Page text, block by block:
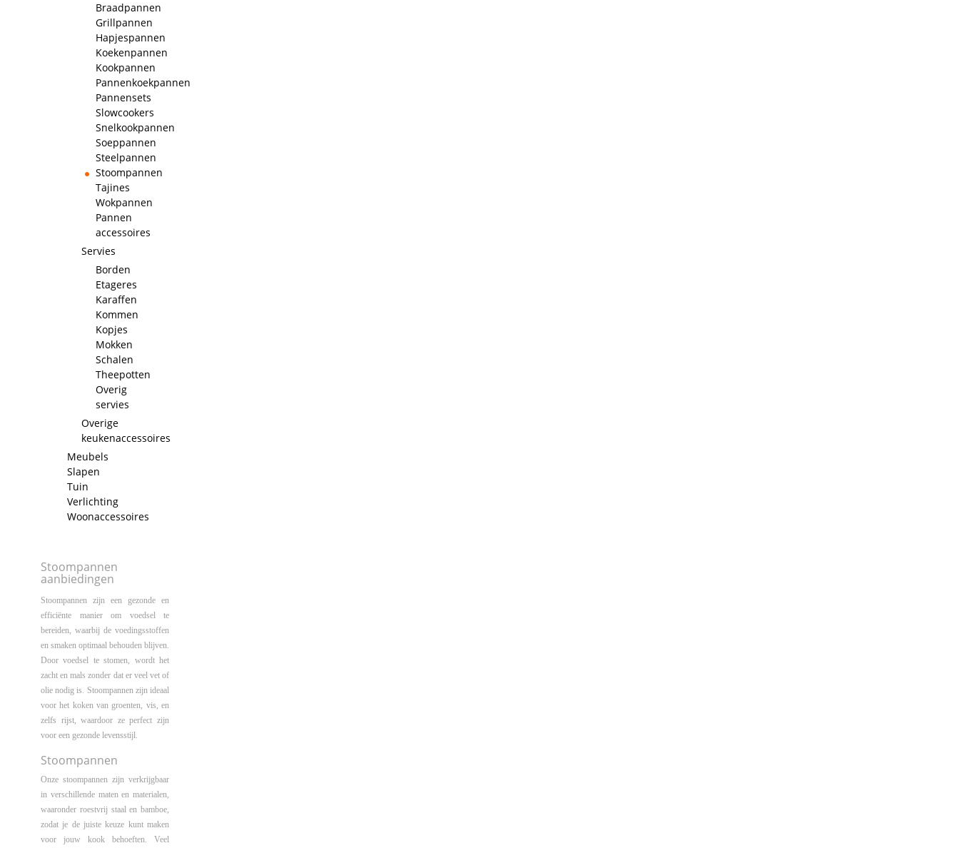
Braadpannen
Grillpannen
Hapjespannen
Koekenpannen
Kookpannen
Pannenkoekpannen
Pannensets
Slowcookers
Snelkookpannen
Soeppannen
Steelpannen
Stoompannen
Tajines
Wokpannen
Pannen
accessoires
Servies
Borden
Etageres
Karaffen
Kommen
Kopjes
Mokken
Schalen
Theepotten
Overig
servies
Overige
keukenaccessoires
Meubels
Slapen
Tuin
Verlichting
Woonaccessoires
Stoompannen
aanbiedingen
Stoompannen zijn een gezonde en
efficiënte manier om voedsel te
bereiden, waarbij de voedingsstoffen
en smaken optimaal behouden blijven.
Door voedsel te stomen, wordt het
zacht en mals zonder dat er veel vet of
olie nodig is. Stoompannen zijn ideaal
voor het koken van groenten, vis, en
zelfs rijst, waardoor ze perfect zijn
voor een gezonde levensstijl.
Stoompannen
Onze stoompannen zijn verkrijgbaar
in verschillende maten en materialen,
waaronder roestvrij staal en bamboe,
zodat je de juiste keuze kunt maken
voor jouw kook behoeften. Veel